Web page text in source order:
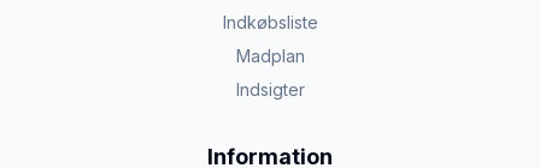
Indkøbsliste
Madplan
Indsigter
Information